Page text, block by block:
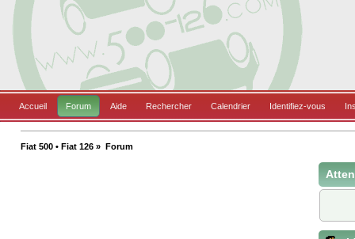
Accueil Forum Aide Rechercher Calendrier Identifiez-vous
Fiat 500 • Fiat 126 » Forum